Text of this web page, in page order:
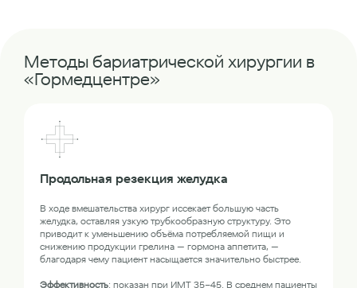
Методы бариатрической хирургии в
«Гормедцентре»
Продольная резекция желудка
В ходе вмешательства хирург иссекает большую часть
желудка, оставляя узкую трубкообразную структуру. Это
приводит к уменьшению объёма потребляемой пищи и
снижению продукции грелина — гормона аппетита, —
благодаря чему пациент насыщается значительно быстрее.
Эффективность: показан при ИМТ 35–45. В среднем пациенты